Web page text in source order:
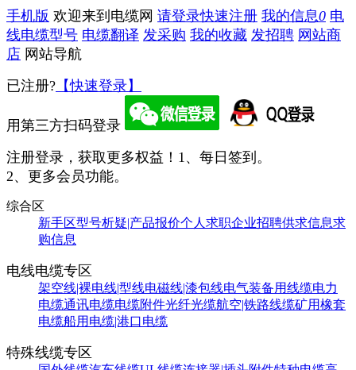
手机版 欢迎来到电缆网 请登录快速注册 我的信息0 电
线电缆型号 电缆翻译 发采购 我的收藏 发招聘 网站商
店 网站导航
已注册? 【快速登录】
用第三方扫码登录
注册登录，获取更多权益！ 1、每日签到。
2、更多会员功能。
综合区
新手区型号析疑|产品报价个人求职企业招聘供求信息求
购信息
电线电缆专区
架空线|裸电线|型线电磁线|漆包线电气装备用线缆电力
电缆通讯电缆电缆附件光纤光缆航空|铁路线缆矿用橡套
电缆船用电缆|港口电缆
特殊线缆专区